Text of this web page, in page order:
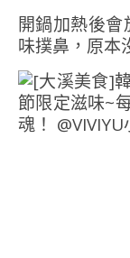
開鍋加熱後
味撲鼻，原本